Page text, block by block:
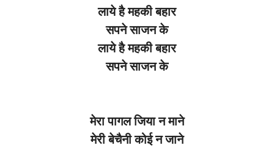
लाये है महकी बहार
सपने साजन के
लाये है महकी बहार
सपने साजन के
मेरा पागल जिया न माने
मेरी बेचैनी कोई न जाने